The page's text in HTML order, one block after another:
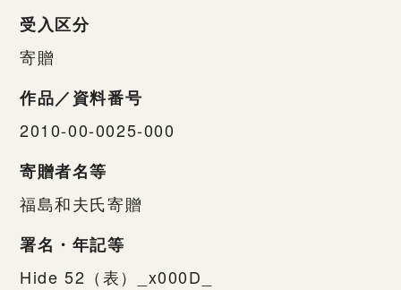
受入区分
寄贈
作品／資料番号
2010-00-0025-000
寄贈者名等
福島和夫氏寄贈
署名・年記等
Hide 52（表）_x000D_